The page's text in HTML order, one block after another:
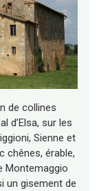
de collines
d’Elsa, sur les
Sienne et
chênes, érable,
Montemaggio
un gisement de